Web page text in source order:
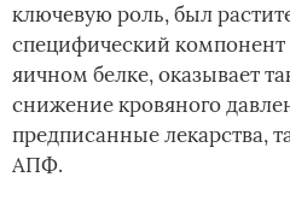
ключевую роль, был
специфический компонент
яичном белке, оказывает
снижение кровяного
предписанные лекарства,
АПФ.